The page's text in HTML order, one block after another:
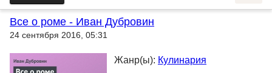
Все о роме - Иван Дубровин
24 сентября 2016, 05:31
Жанр(ы): Кулинария